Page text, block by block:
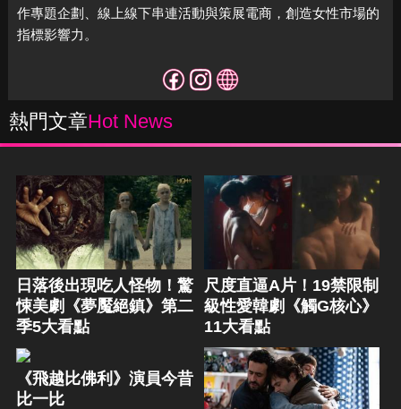
作專題企劃、線上線下串連活動與策展電商， 創造女性市場的
指標影響力。
熱門文章Hot News
日落後出現吃人怪物！驚
悚美劇《夢魘絕鎮》第二
季5大看點
尺度直逼A片！19禁限制
級性愛韓劇《觸G核心》
11大看點
《飛越比佛利》演員今昔
比一比